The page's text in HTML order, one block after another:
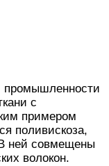
промышленности
с
примером
поливискоза,
ней совмещены
волокон.